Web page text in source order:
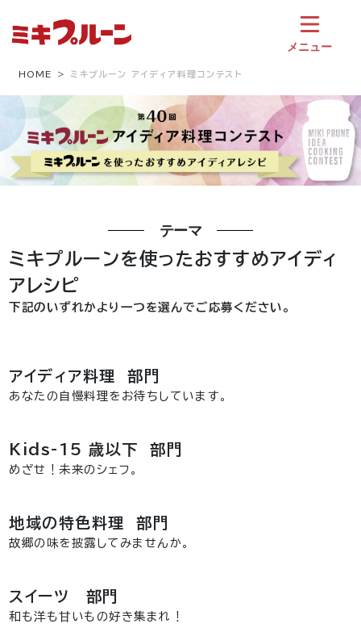
へ
プ
メニュー
HOME ミキプルーン アイディア料理コンテスト
テーマ
ミキプルーンを使ったおすすめアイディ
アレシピ
下記のいずれかより一つを選んでご応募ください。
アイディア料理 部門
あなたの自慢料理をお待ちしています。
Kids-15 歳以下 部門
めざせ！未来のシェフ。
地域の特色料理 部門
故郷の味を披露してみませんか。
スイーツ 部門
和も洋も甘いもの好き集まれ！